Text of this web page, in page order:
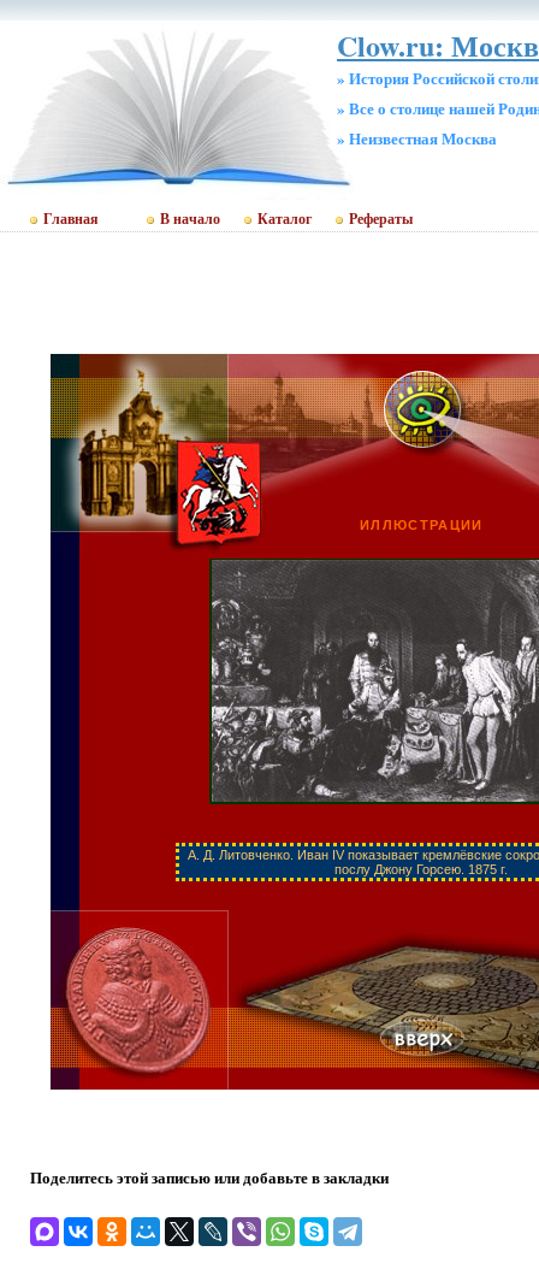
Clow.ru:
» История Российской
» Все о столице нашей
» Неизвестная Москва
Главная В начало Каталог Рефераты
ИЛЛЮСТРАЦИИ
А. Д. Литовченко. Иван IV показывает кремлёвские
послу Джону Горсею. 1875 г.
Поделитесь этой записью или добавьте в закладки